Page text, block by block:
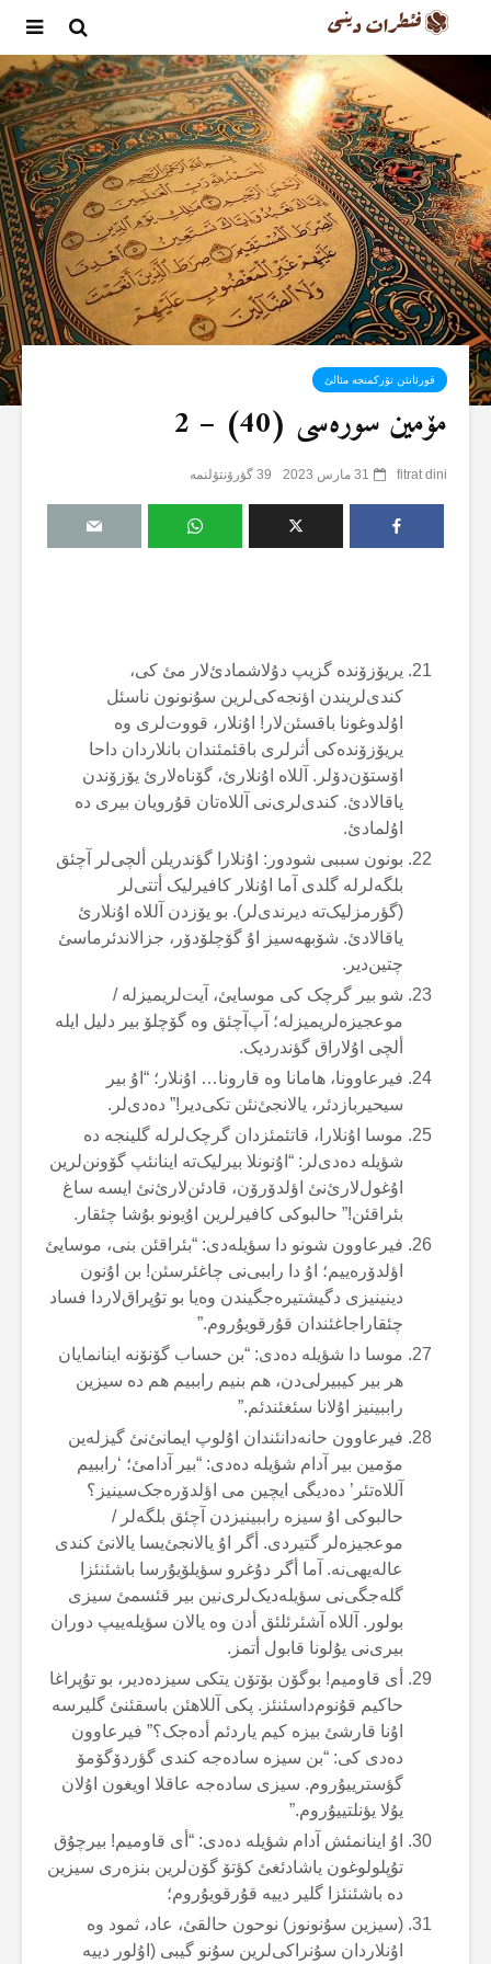
قورئانئن تۆرکمنجە مئالئ
مۆمین سورەسی (40) – 2
fitrat dini 31 مارس 2023 39 گؤرۆنتۆلنمە
یریۆزۆندە گزیپ دۇلاشمادئ‌لار مئ کی،
کندی‌لریندن اؤنجەکی‌لرین سۇنونون ناسئل
اۇلدوغونا باقسئن‌لار! اۇنلار، قووت‌لری وە
یریۆزۆندەکی أثرلری باقئمئندان بانلاردان داحا
اۆستۆن‌دۆلر. آللاە اۇنلارئ، گۆناەلارئ یۆزۆندن
یاقالادئ. کندی‌لری‌نی آللاەتان قۇرویان بیری دە
اۇلمادئ.
بونون سببی شودور: اۇنلارا گؤندریلن ألچی‌لر آچئق
بلگەلرلە گلدی آما اۇنلار کافیرلیک أتتی‌لر
(گؤرمزلیک‌تە دیرندی‌لر). بو یۆزدن آللاە اۇنلارئ
یاقالادئ. شۆبهەسیز اۇ گۆچلۆدۆر، جزالاندئرماسئ
چتین‌دیر.
شو بیر گرچک کی موسایئ، آیت‌لریمیزلە /
موعجیزەلریمیزلە؛ آپ‌آچئق وە گۆچلۆ بیر دلیل ایلە
ألچی اۇلاراق گؤندردیک.
فیرعاوونا، هامانا وە قارونا… اۇنلار؛ “اۇ بیر
سیحیربازدئر، یالانجئ‌نئن تکی‌دیر!” دەدی‌لر.
موسا اۇنلارا، قاتئمئزدان گرچک‌لرلە گلینجە دە
شؤیلە دەدی‌لر: “اۇنونلا بیرلیک‌تە اینانئپ گۆونن‌لرین
اۇغول‌لارئ‌نئ اؤلدۆرۆن، قادئن‌لارئ‌نئ ایسە ساغ
بئراقئن!” حالبوکی کافیرلرین اۇیونو بۇشا چئقار.
فیرعاوون شونو دا سؤیلەدی: “بئراقئن بنی، موسایئ
اؤلدۆرەییم؛ اۇ دا راببی‌نی چاغئرسئن! بن اۇنون
دینینیزی دگیشتیرەجگیندن وەیا بو تۇپراق‌لاردا فساد
چئقاراجاغئندان قۇرقویۇروم.”
موسا دا شؤیلە دەدی: “بن حساب گۆنۆنە اینانمایان
هر بیر کیبیرلی‌دن، هم بنیم راببیم هم دە سیزین
راببینیز اۇلانا سئغئندئم.”
فیرعاوون حانەدانئندان اۇلوپ ایمانئ‌نئ گیزلەین
مۆمین بیر آدام شؤیلە دەدی: “بیر آدامئ؛ ‘راببیم
آللاەتئر’ دەدیگی ایچین می اؤلدۆرەجک‌سینیز؟
حالبوکی اۇ سیزە راببینیزدن آچئق بلگەلر /
موعجیزەلر گتیردی. أگر اۇ یالانجئ‌یسا یالانئ کندی
عالەیهی‌نە. آما أگر دۇغرو سؤیلۆیۇرسا باشئنئزا
گلەجگی‌نی سؤیلەدیک‌لری‌نین بیر قئسمئ سیزی
بولور. آللاە آشئرئلئق أدن وە یالان سؤیلەییپ دوران
بیری‌نی یۇلونا قابول أتمز.
أی قاومیم! بوگۆن بۆتۆن یتکی سیزدەدیر، بو تۇپراغا
حاکیم قۇنوم‌داسئنئز. پکی آللاهئن باسقئنئ گلیرسە
اۇنا قارشئ بیزە کیم یاردئم أدەجک؟” فیرعاوون
دەدی کی: “بن سیزە سادەجە کندی گؤردۆگۆمۆ
گؤسترییۇروم. سیزی سادەجە عاقلا اویغون اۇلان
یۇلا یؤنلتییۇروم.”
اۇ اینانمئش آدام شؤیلە دەدی: “أی قاومیم! بیرچۇق
تۇپلولوغون یاشادئغئ کؤتۆ گۆن‌لرین بنزەری سیزین
دە باشئنئزا گلیر دییە قۇرقویۇروم؛
(سیزین سۇنونوز) نوحون حالقئ، عاد، ثمود وە
اۇنلاردان سۇنراکی‌لرین سۇنو گیبی (اۇلور دییە